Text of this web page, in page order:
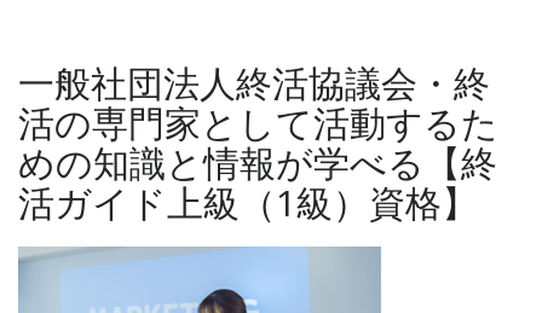
一般社団法人終活協議会・終
活の専門家として活動するた
めの知識と情報が学べる【終
活ガイド上級（1級）資格】